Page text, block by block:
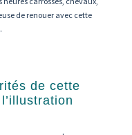
de renouer avec cette
de cette